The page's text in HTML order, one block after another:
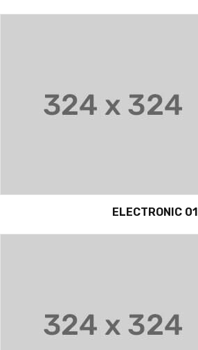
ELECTRONIC 01